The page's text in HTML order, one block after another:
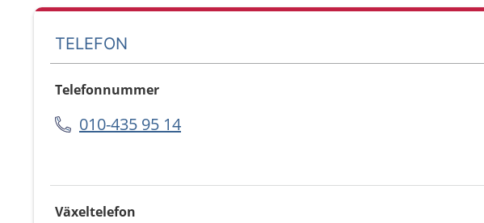
TELEFON
Telefonnummer
010-435 95 14
Växeltelefon